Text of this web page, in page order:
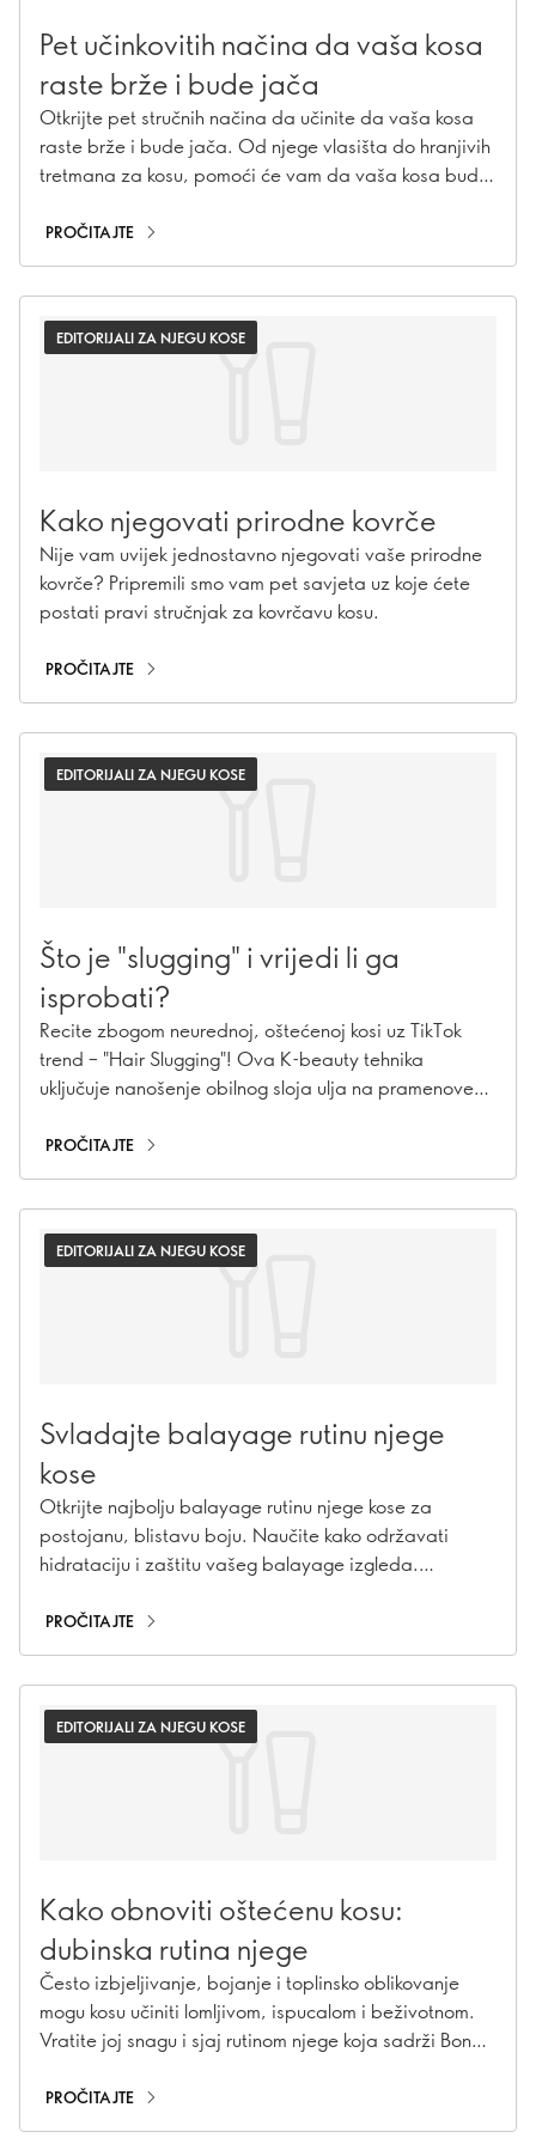
Pet učinkovitih načina da vaša kosa
raste brže i bude jača
Otkrijte pet stručnih načina da učinite da vaša kosa
raste brže i bude jača. Od njege vlasišta do hranjivih
tretmana za kosu, pomoći će vam da vaša kosa bude
PROČITAJTE
EDITORIJALI ZA NJEGU KOSE
Kako njegovati prirodne kovrče
Nije vam uvijek jednostavno njegovati vaše prirodne
kovrče? Pripremili smo vam pet savjeta uz koje ćete
postati pravi stručnjak za kovrčavu kosu.
PROČITAJTE
EDITORIJALI ZA NJEGU KOSE
Što je "slugging" i vrijedi li ga
isprobati?
Recite zbogom neurednoj, oštećenoj kosi uz TikTok
trend – "Hair Slugging"! Ova K-beauty tehnika
uključuje nanošenje obilnog sloja ulja na pramenove
Ali, čini li doista čuda za vaše vlasi? Zaronite s nama
u prednosti i nedostatke ovog trenda i doznajte je li
PROČITAJTE
EDITORIJALI ZA NJEGU KOSE
Svladajte balayage rutinu njege
kose
Otkrijte najbolju balayage rutinu njege kose za
postojanu, blistavu boju. Naučite kako održavati
hidrataciju i zaštitu vašeg balayage izgleda.
PROČITAJTE
EDITORIJALI ZA NJEGU KOSE
Kako obnoviti oštećenu kosu:
dubinska rutina njege
Često izbjeljivanje, bojanje i toplinsko oblikovanje
mogu kosu učiniti lomljivom, ispucalom i beživotnom.
Vratite joj snagu i sjaj rutinom njege koja sadrži Bond
PROČITAJTE